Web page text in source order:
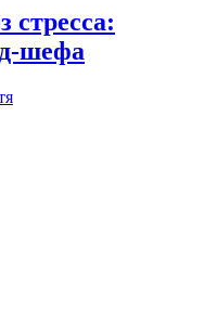
стресса:
шефа